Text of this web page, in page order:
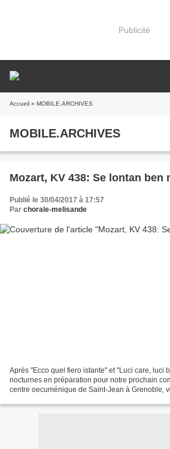
Publicité
Accueil » MOBILE.ARCHIVES
MOBILE.ARCHIVES
Mozart, KV 438: Se lontan ben
Publié le 30/04/2017 à 17:57
Par chorale-melisande
Après "Ecco quel fiero istante" et "Luci care, luci
nocturnes en préparation pour notre prochain
centre oecuménique de Saint-Jean à Grenoble,